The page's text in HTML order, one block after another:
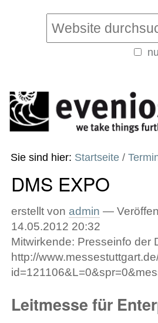
Werkzeuge
Website durchsuchen
Sie sind hier: Startseite /
DMS EXPO
erstellt von admin —
14.05.2012 20:32
Mitwirkende: Presseinfo der
http://
Leitmesse für